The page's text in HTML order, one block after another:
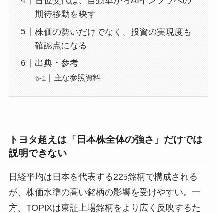
期待移動を映す
株価の勢いだけでなく、投資の実現度も
確認点になる
出典・参考
主な参照資料
トヨタ超えは「日本株全体の強さ」だけでは
説明できない
日経平均は日本を代表する225銘柄で構成される
が、株価水準の高い銘柄の影響を受けやすい。一
方、TOPIXは東証上場銘柄をより広く反映するた